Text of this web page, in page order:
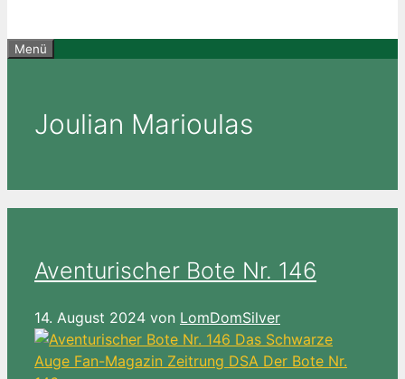
Menü
Joulian Marioulas
Aventurischer Bote Nr. 146
14. August 2024 von LomDomSilver